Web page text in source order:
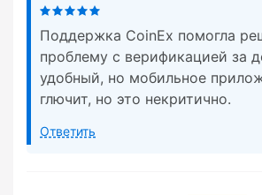
Поддержка CoinEx помогла
проблему с верификацией за
удобный, но мобильное
глючит, но это некритично.
Ответить